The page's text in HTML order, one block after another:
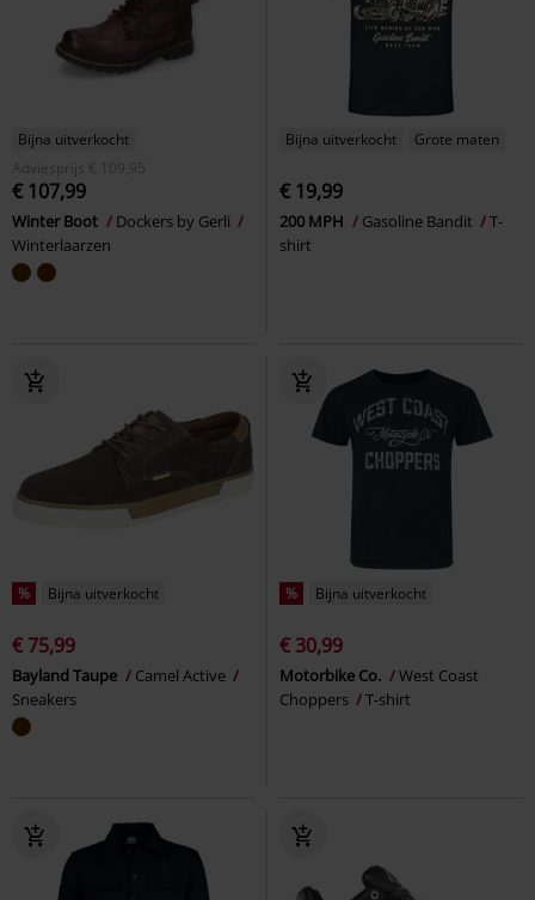
Bijna uitverkocht
Adviesprijs
€ 109,95
€ 107,99
Winter Boot
Dockers by Gerli
Winterlaarzen
Bijna uitverkocht Grote maten
€ 19,99
200 MPH Gasoline Bandit
T-
shirt
% Bijna uitverkocht
€ 75,99
Bayland Taupe
Camel Active
Sneakers
% Bijna uitverkocht
€ 30,99
Motorbike Co.
West Coast
Choppers
T-shirt